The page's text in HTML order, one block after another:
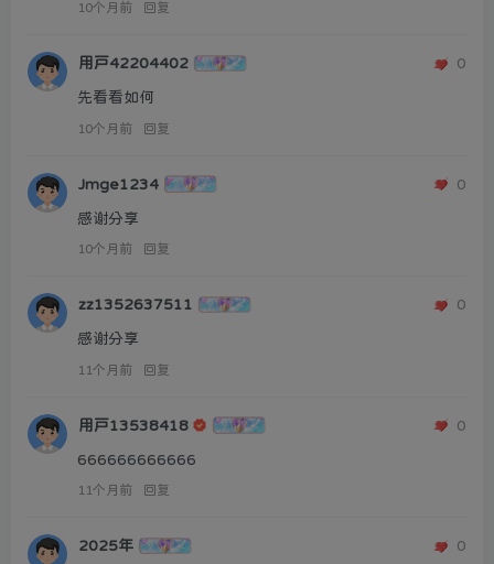
10个月前 回复
用户42204402 0
先看看如何
10个月前 回复
Jmge1234 0
感谢分享
10个月前 回复
zz1352637511 0
感谢分享
11个月前 回复
用户13538418 0
666666666666
11个月前 回复
2025年 0